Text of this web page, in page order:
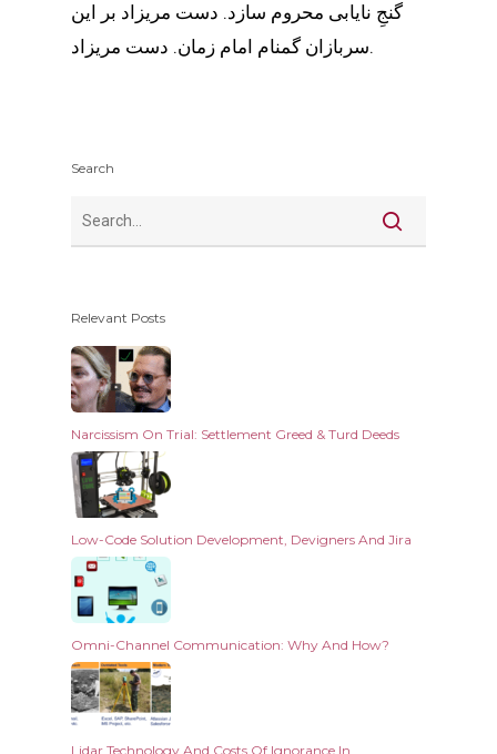
گنجِ نایابی محروم سازد. دست مریزاد بر این
سربازان گمنام امام زمان. دست مریزاد.
Search
Relevant Posts
Narcissism On Trial: Settlement Greed & Turd Deeds
Low-Code Solution Development, Devigners And Jira
Omni-Channel Communication: Why And How?
Lidar Technology And Costs Of Ignorance In